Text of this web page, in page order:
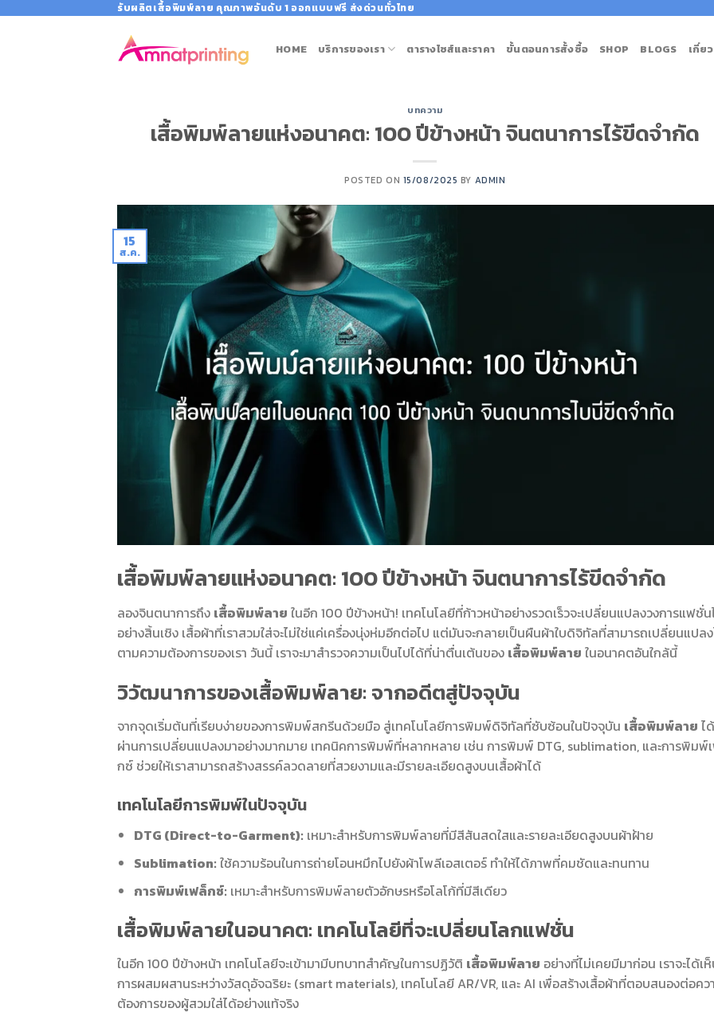
รับผลิตเสื้อพิมพ์ลาย คุณภาพอันดับ 1 ออกแบบฟรี ส่งด่วนทั่วไทย
HOME บริการของเรา ตารางไซส์และราคา ขั้นตอนการสั้งซื้อ SHOP BLOGS เกี่ย
บทความ
เสื้อพิมพ์ลายแห่งอนาคต: 100 ปีข้างหน้า จินตนาการไร้ขีดจำกัด
POSTED ON 15/08/2025 BY ADMIN
15
ส.ค.
เสื้อพิมพ์ลายแห่งอนาคต: 100 ปีข้างหน้า จินตนาการไร้ขีดจำกัด
ลองจินตนาการถึง เสื้อพิมพ์ลาย ในอีก 100 ปีข้างหน้า! เทคโนโลยีที่ก้าวหน้าอย่างรวดเร็วจะเปลี่ยนแปลงวงการแฟชั่น
อย่างสิ้นเชิง เสื้อผ้าที่เราสวมใส่จะไม่ใช่แค่เครื่องนุ่งห่มอีกต่อไป แต่มันจะกลายเป็นผืนผ้าใบดิจิทัลที่สามารถเปลี่ยนแปล
ตามความต้องการของเรา วันนี้ เราจะมาสำรวจความเป็นไปได้ที่น่าตื่นเต้นของ เสื้อพิมพ์ลาย ในอนาคตอันใกล้นี้
วิวัฒนาการของเสื้อพิมพ์ลาย: จากอดีตสู่ปัจจุบัน
จากจุดเริ่มต้นที่เรียบง่ายของการพิมพ์สกรีนด้วยมือ สู่เทคโนโลยีการพิมพ์ดิจิทัลที่ซับซ้อนในปัจจุบัน เสื้อพิมพ์ลาย ได้
ผ่านการเปลี่ยนแปลงมาอย่างมากมาย เทคนิคการพิมพ์ที่หลากหลาย เช่น การพิมพ์ DTG, sublimation, และการพิมพ์
กซ์ ช่วยให้เราสามารถสร้างสรรค์ลวดลายที่สวยงามและมีรายละเอียดสูงบนเสื้อผ้าได้
เทคโนโลยีการพิมพ์ในปัจจุบัน
DTG (Direct-to-Garment): เหมาะสำหรับการพิมพ์ลายที่มีสีสันสดใสและรายละเอียดสูงบนผ้าฝ้าย
Sublimation: ใช้ความร้อนในการถ่ายโอนหมึกไปยังผ้าโพลีเอสเตอร์ ทำให้ได้ภาพที่คมชัดและทนทาน
การพิมพ์เฟล็กซ์: เหมาะสำหรับการพิมพ์ลายตัวอักษรหรือโลโก้ที่มีสีเดียว
เสื้อพิมพ์ลายในอนาคต: เทคโนโลยีที่จะเปลี่ยนโลกแฟชั่น
ในอีก 100 ปีข้างหน้า เทคโนโลยีจะเข้ามามีบทบาทสำคัญในการปฏิวัติ เสื้อพิมพ์ลาย อย่างที่ไม่เคยมีมาก่อน เราจะได้เ
การผสมผสานระหว่างวัสดุอัจฉริยะ (smart materials), เทคโนโลยี AR/VR, และ AI เพื่อสร้างเสื้อผ้าที่ตอบสนองต่อคว
ต้องการของผู้สวมใส่ได้อย่างแท้จริง